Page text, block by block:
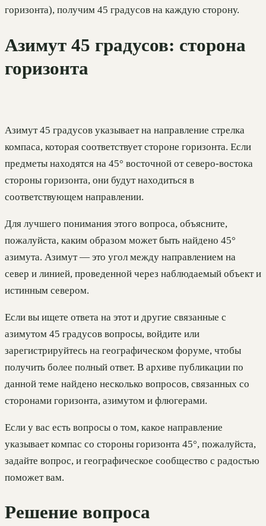
горизонта), получим 45 градусов на каждую сторону.
Азимут 45 градусов: сторона
горизонта
Азимут 45 градусов указывает на направление стрелка
компаса, которая соответствует стороне горизонта. Если
предметы находятся на 45° восточной от северо-востока
стороны горизонта, они будут находиться в
соответствующем направлении.
Для лучшего понимания этого вопроса, объясните,
пожалуйста, каким образом может быть найдено 45°
азимута. Азимут — это угол между направлением на
север и линией, проведенной через наблюдаемый объект и
истинным севером.
Если вы ищете ответа на этот и другие связанные с
азимутом 45 градусов вопросы, войдите или
зарегистрируйтесь на географическом форуме, чтобы
получить более полный ответ. В архиве публикации по
данной теме найдено несколько вопросов, связанных со
сторонами горизонта, азимутом и флюгерами.
Если у вас есть вопросы о том, какое направление
указывает компас со стороны горизонта 45°, пожалуйста,
задайте вопрос, и географическое сообщество с радостью
поможет вам.
Решение вопроса